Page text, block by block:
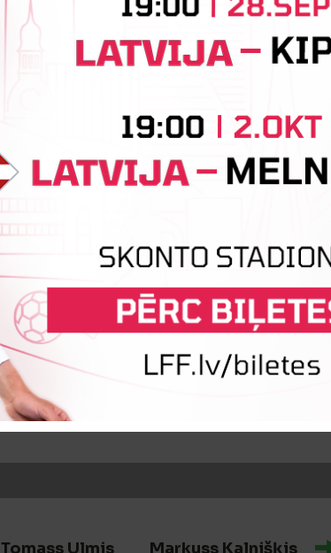
Nauris Dobelis Artūrs Budičis
Matīss Žuburs
Raimonds Sāmietis
Tomass Ulmis Markuss Kalnišķis